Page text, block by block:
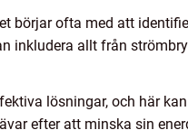
börjar ofta med att
inkludera allt från
lösningar, och här
efter att minska sin